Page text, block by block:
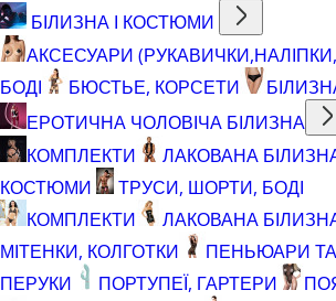
БІЛИЗНА І КОСТЮМИ
АКСЕСУАРИ
БОДІ
БЮСТЬЕ, КОРСЕТИ
ЕРОТИЧНА ЧОЛОВІЧА БІЛИЗНА
КОМПЛЕКТИ
ЛАКОВАНА
КОСТЮМИ
ТРУСИ, ШОРТИ, БОДІ
КОМПЛЕКТИ
ЛАКОВАНА
МІТЕНКИ, КОЛГОТКИ
ПЕНЬЮАРИ
ПЕРУКИ
ПОРТУПЕЇ, ГАРТЕРИ